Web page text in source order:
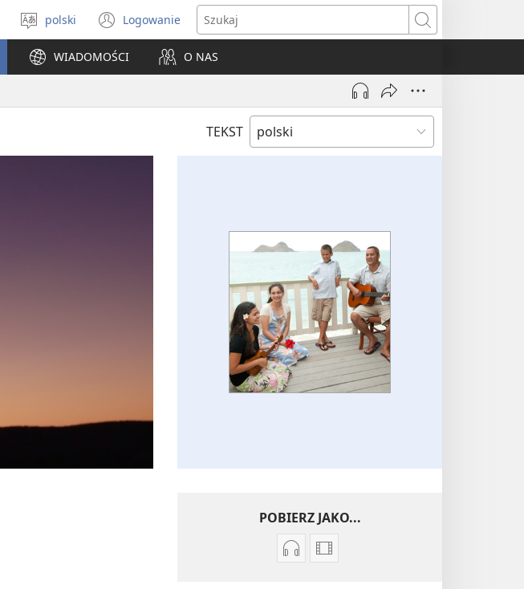
Wybór
języka
polski Logowanie
(opens
new
window)
Szukaj
WIADOMOŚCI O NAS
TEKST
POBIERZ JAKO...
Ustawienia
Opcje